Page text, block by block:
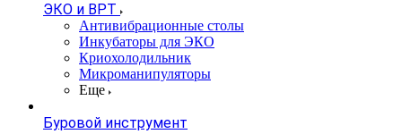
ЭКО и ВРТ
Антивибрационные столы
Инкубаторы для ЭКО
Криохолодильник
Микроманипуляторы
Еще
Буровой инструмент